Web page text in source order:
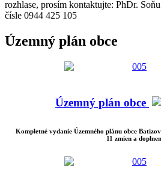
rozhlase, prosím kontaktujte: PhDr.
čísle 0944 425 105
Územný plán obce
Územný plán obce
Kompletné vydanie Územného plánu obce
11 zmien a